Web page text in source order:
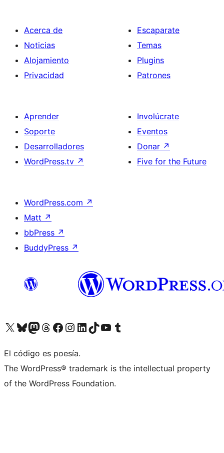
Acerca de
Noticias
Alojamiento
Privacidad
Escaparate
Temas
Plugins
Patrones
Aprender
Soporte
Desarrolladores
WordPress.tv ↗
Involúcrate
Eventos
Donar ↗
Five for the Future
WordPress.com ↗
Matt ↗
bbPress ↗
BuddyPress ↗
Visita nuestra cuenta de X (anteriormente Twitter)
Visita nuestra cuenta de Bluesky
Visita nuestra cuenta de Mastodon
Visita nuestra cuenta de Threads
Visita nuestra página de Facebook
Visita nuestra cuenta de Instagram
Visita nuestra cuenta de LinkedIn
Visita nuestra cuenta de TikTok
Visita nuestro canal de YouTube
Visita nuestra cuenta de Tumblr
El código es poesía.
The WordPress® trademark is the intellectual property
of the WordPress Foundation.